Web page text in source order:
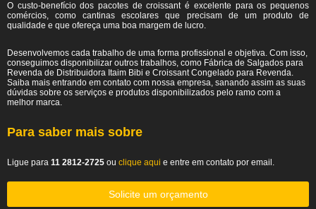
O custo-benefício dos pacotes de croissant é excelente para os pequenos
comércios, como cantinas escolares que precisam de um produto de
qualidade e que ofereça uma boa margem de lucro.
Desenvolvemos cada trabalho de uma forma profissional e objetiva. Com isso,
conseguimos disponibilizar outros trabalhos, como Fábrica de Salgados para
Revenda de Distribuidora Itaim Bibi e Croissant Congelado para Revenda.
Saiba mais entrando em contato com nossa empresa, sanando assim as suas
dúvidas sobre os serviços e produtos disponibilizados pelo ramo com a
melhor marca.
Para saber mais sobre
Ligue para 11 2812-2725 ou clique aqui e entre em contato por email.
Solicite um orçamento